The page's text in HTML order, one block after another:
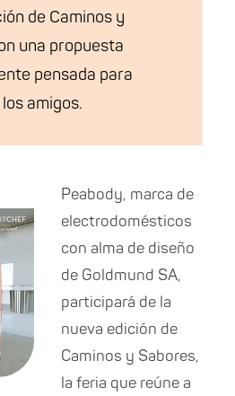
de Caminos y
una propuesta
pensada para
amigos.
Peabody, marca de
electrodomésticos
con alma de diseño
de Goldmund SA,
participará de la
nueva edición de
Caminos y Sabores,
la feria que reúne a